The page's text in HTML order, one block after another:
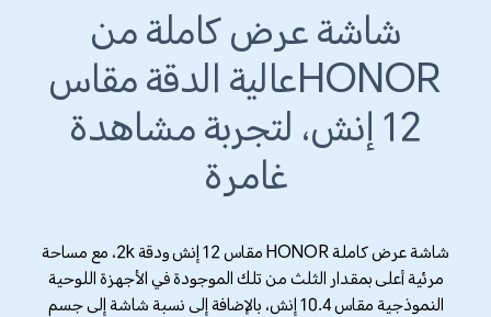
شاشة عرض كاملة من
HONORعالية الدقة مقاس
12 إنش، لتجربة مشاهدة
غامرة
شاشة عرض كاملة HONOR مقاس 12 إنش ودقة 2k، مع مساحة
مرئية أعلى بمقدار الثلث من تلك الموجودة في الأجهزة اللوحية
النموذجية مقاس 10.4 إنش، بالإضافة إلى نسبة شاشة إلى جسم